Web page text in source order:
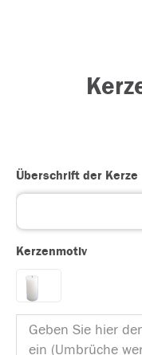
Überschrift der Kerze
Kerzenmotiv